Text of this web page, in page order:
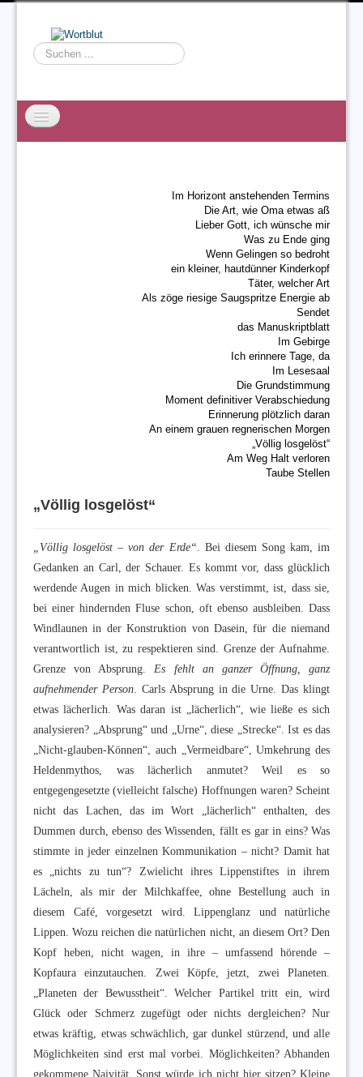
Suchen
...
Im Horizont anstehenden Termins
Die Art, wie Oma etwas aß
Lieber Gott, ich wünsche mir
Was zu Ende ging
Wenn Gelingen so bedroht
ein kleiner, hautdünner Kinderkopf
Täter, welcher Art
Als zöge riesige Saugspritze Energie ab
Sendet
das Manuskriptblatt
Im Gebirge
Ich erinnere Tage, da
Im Lesesaal
Die Grundstimmung
Moment definitiver Verabschiedung
Erinnerung plötzlich daran
An einem grauen regnerischen Morgen
„Völlig losgelöst“
Am Weg Halt verloren
Taube Stellen
„Völlig losgelöst“
„Völlig losgelöst – von der Erde“ . Bei diesem Song kam, im
Gedanken an Carl, der Schauer. Es kommt vor, dass glücklich
werdende Augen in mich blicken. Was verstimmt, ist, dass sie,
bei einer hindernden Fluse schon, oft ebenso ausbleiben. Dass
Windlaunen in der Konstruktion von Dasein, für die niemand
verantwortlich ist, zu respektieren sind. Grenze der Aufnahme.
Grenze von Absprung. Es fehlt an ganzer Öffnung, ganz
aufnehmender Person. Carls Absprung in die Urne. Das klingt
etwas lächerlich. Was daran ist „lächerlich“, wie ließe es sich
analysieren? „Absprung“ und „Urne“, diese „Strecke“. Ist es das
„Nicht-glauben-Können“, auch „Vermeidbare“, Umkehrung des
Heldenmythos, was lächerlich anmutet? Weil es so
entgegengesetzte (vielleicht falsche) Hoffnungen waren? Scheint
nicht das Lachen, das im Wort „lächerlich“ enthalten, des
Dummen durch, ebenso des Wissenden, fällt es gar in eins? Was
stimmte in jeder einzelnen Kommunikation – nicht? Damit hat
es „nichts zu tun“? Zwielicht ihres Lippenstiftes in ihrem
Lächeln, als mir der Milchkaffee, ohne Bestellung auch in
diesem Café, vorgesetzt wird. Lippenglanz und natürliche
Lippen. Wozu reichen die natürlichen nicht, an diesem Ort? Den
Kopf heben, nicht wagen, in ihre – umfassend hörende –
Kopfaura einzutauchen. Zwei Köpfe, jetzt, zwei Planeten.
„Planeten der Bewusstheit“. Welcher Partikel tritt ein, wird
Glück oder Schmerz zugefügt oder nichts dergleichen? Nur
etwas kräftig, etwas schwächlich, gar dunkel stürzend, und alle
Möglichkeiten sind erst mal vorbei. Möglichkeiten? Abhanden
gekommene Naivität. Sonst würde ich nicht hier sitzen? Kleine